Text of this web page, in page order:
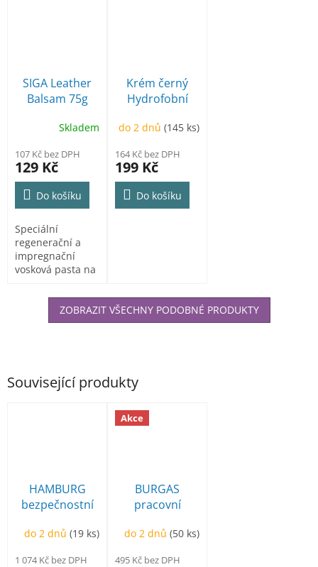
Související produkty
HAMBURG
bezpečnostní
asfaltéry
do 2 dnů(19 ks)
1 074 Kč bez DPH
Akce
BURGAS
pracovní
do 2 dnů(50 ks)
495 Kč bez DPH
SIGA Leather
Balsam 75g
Skladem
107 Kč bez DPH
129 Kč
Do košíku
Speciální
regenerační a
impregnační
vosková pasta na
materiály. Změkčuje,...
Krém černý
Hydrofobní
do 2 dnů(145 ks)
164 Kč bez DPH
199 Kč
Do košíku
ZOBRAZIT VŠECHNY PODOBNÉ PRODUKTY